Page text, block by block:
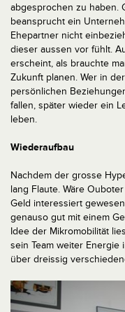
abgesprochen zu haben.
beansprucht ein
Ehepartner nicht
dieser aussen vor fühlt.
erscheint, als brauchte
Zukunft planen. Wer in
persönlichen
fallen, später wieder ein
leben.
Wiederaufbau
Nachdem der grosse
lang Flaute. Wäre
Geld interessiert
genauso gut mit einem
Idee der Mikromobilität
sein Team weiter
über dreissig